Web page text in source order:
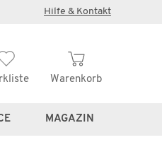
Hilfe & Kontakt
Warenkorb
MAGAZIN